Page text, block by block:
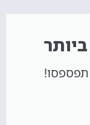
תפספסו!